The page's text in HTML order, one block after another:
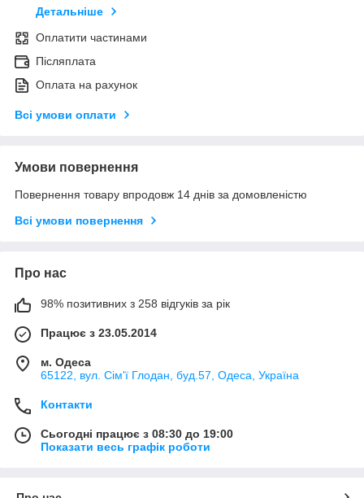
Детальніше
Оплатити частинами
Післяплата
Оплата на рахунок
Всі умови оплати
Умови повернення
Повернення товару впродовж 14 днів за домовленістю
Всі умови повернення
Про нас
98% позитивних з 258 відгуків за рік
Працює з 23.05.2014
м. Одеса
65122, вул. Сім'ї Глодан, буд.57, Одеса, Україна
Контакти
Сьогодні працює з 08:30 до 19:00
Показати весь графік роботи